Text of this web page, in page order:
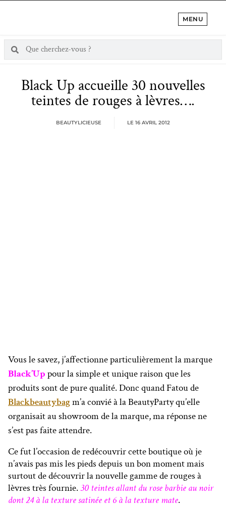
MENU
Black Up accueille 30 nouvelles
teintes de rouges à lèvres….
BEAUTYLICIEUSE LE 16 AVRIL 2012
Vous le savez, j’affectionne particulièrement la marque
Black’Up pour la simple et unique raison que les
produits sont de pure qualité. Donc quand Fatou de
Blackbeautybagm’a convié à la BeautyParty qu’elle
organisait au showroom de la marque, ma réponse ne
s’est pas faite attendre.
Ce fut l’occasion de redécouvrir cette boutique où je
n’avais pas mis les pieds depuis un bon moment mais
surtout de découvrir la nouvelle gamme de rouges à
lèvres très fournie.30 teintes allant du rose barbie au noir
dont 24 à la texture satinée et 6 à la texture mate.